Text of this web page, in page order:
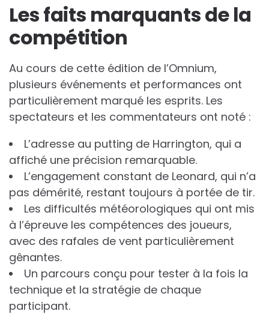
Les faits marquants de la
compétition
Au cours de cette édition de l’Omnium,
plusieurs événements et performances ont
particulièrement marqué les esprits. Les
spectateurs et les commentateurs ont noté :
L’adresse au putting de Harrington, qui a
affiché une précision remarquable.
L’engagement constant de Leonard, qui n’a
pas démérité, restant toujours à portée de tir.
Les difficultés météorologiques qui ont mis
à l’épreuve les compétences des joueurs,
avec des rafales de vent particulièrement
gênantes.
Un parcours conçu pour tester à la fois la
technique et la stratégie de chaque
participant.